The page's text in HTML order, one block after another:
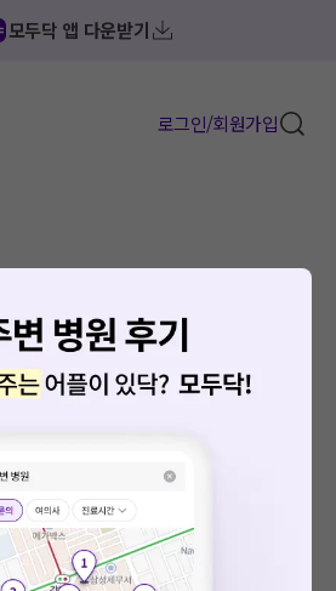
모두닥 앱 다운받기
로그인/회원가입